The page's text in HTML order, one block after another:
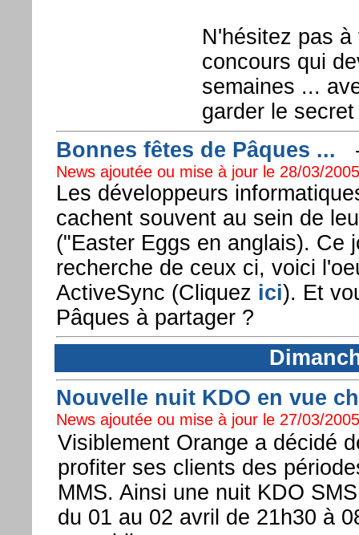
N'hésitez pas
concours qui
semaines ...
garder le
Bonnes fêtes de Pâques ...
News ajoutée ou mise à jour le 28/03/
Les développeurs
cachent souvent au sein de
("Easter Eggs en anglais). Ce
recherche de ceux ci, voici
ActiveSync (Cliquez ici). Et
Pâques à partager ?
Nouvelle nuit KDO en vue
News ajoutée ou mise à jour le 27/03/
Visiblement Orange a décidé
profiter ses clients des
MMS. Ainsi une nuit KDO
du 01 au 02 avril de 21h30 à